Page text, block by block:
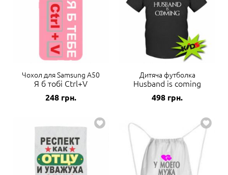
Чохол для Samsung A50
Я б тобі Ctrl+V
248 грн.
Дитяча футболка
Husband is coming
498 грн.